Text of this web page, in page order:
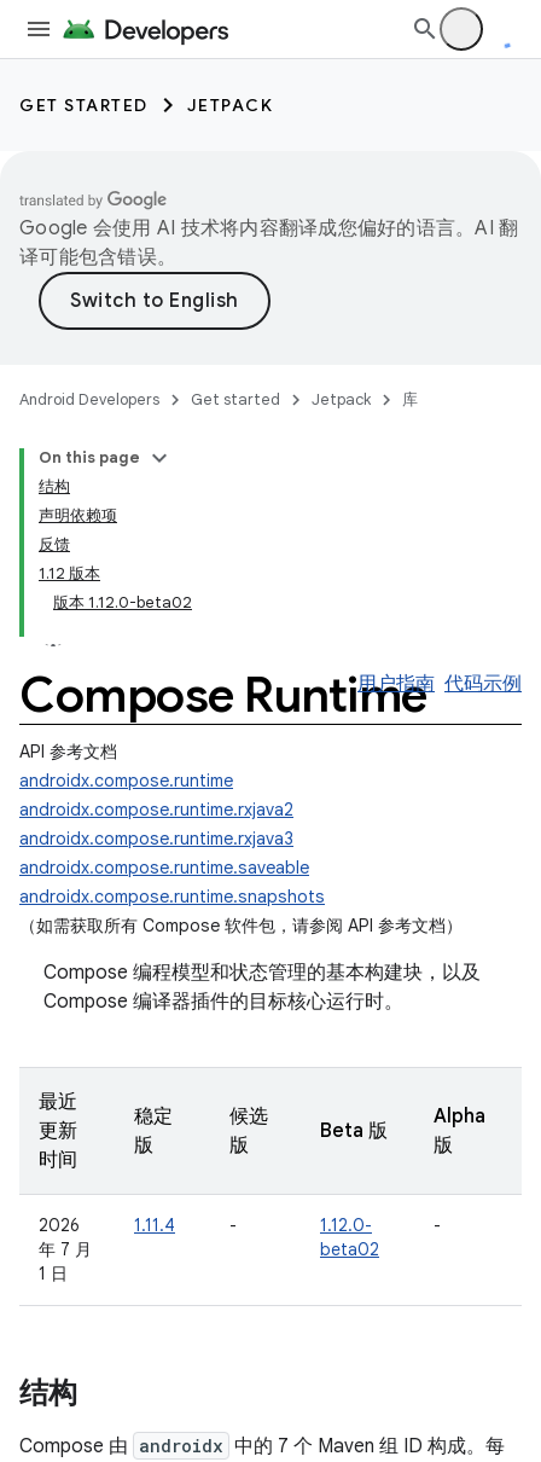
GET STARTED JETPACK
Google 会使用 AI 技术将内容翻译成您偏好的语言。AI 翻
译可能包含错误。
Android Developers Get started Jetpack 库
On this page
结构
声明依赖项
反馈
1.12 版本
版本 1.12.0-beta02
Compose Runtime
用户指南 代码示例
API 参考文档
androidx.compose.runtime
androidx.compose.runtime.rxjava2
androidx.compose.runtime.rxjava3
androidx.compose.runtime.saveable
androidx.compose.runtime.snapshots
（如需获取所有 Compose 软件包，请参阅 API 参考文档）
Compose 编程模型和状态管理的基本构建块，以及
Compose 编译器插件的目标核心运行时。
最近
更新
时间
稳定
版
候选
版
Beta 版
Alpha
版
2026
年 7 月
1 日
1.11.4 -
1.12.0-
beta02
-
结构
Compose 由 androidx 中的 7 个 Maven 组 ID 构成。每